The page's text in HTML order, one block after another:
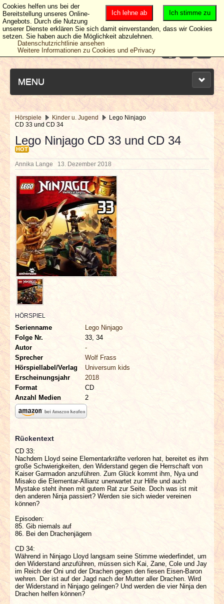
MENU
NEUESTE ARTIKEL
NEWS & DATES
BERICHTE
VERLOSUNGEN
INTERVIEWS
SPECIALS
REDAKTION
LINKS
ARCHIV
Hörspiele Kinder u. Jugend
Lego Ninjago
CD 33 und CD 34
Lego Ninjago CD 33 und CD 34
HOT
Annika Lange 13. Dezember 2018
HÖRSPIEL
Serienname
Lego Ninjago
Folge Nr.
33, 34
Autor
-
Sprecher
Wolf Frass
Hörspiellabel/Verlag
Universum kids
Erscheinungsjahr
2018
Format
CD
Anzahl Medien
2
Rückentext
CD 33:
Nachdem Lloyd seine Elementarkräfte verloren hat, bereitet es ihm
große Schwierigkeiten, den Widerstand gegen die Herrschaft von
Kaiser Garmadon anzuführen. Zum Glück kommt ihm, Nya und
Misako die Elementar-Allianz unerwartet zur Hilfe und auch
Mystake steht ihnen mit gutem Rat zur Seite. Doch was ist mit
den anderen Ninja passiert? Werden sie sich wieder vereinen
können?
Episoden:
85. Gib niemals auf
86. Bei den Drachenjägern
CD 34:
Während in Ninjago Lloyd langsam seine Stimme wiederfindet, um
den Widerstand anzuführen, müssen sich Kai, Zane, Cole und Jay
im Reich der Oni und der Drachen gegen den fiesen Eisen-Baron
wehren. Der ist auf der Jagd nach der Mutter aller Drachen. Wird
der Widerstand in Ninjago gelingen? Und werden die vier Ninja den
Drachen helfen können?
Ich stimme zu
Ich lehne ab
Cookies helfen uns bei der
Bereitstellung unseres Online-
Angebots. Durch die Nutzung
unserer Dienste erklären Sie sich damit einverstanden, dass wir Cookies
setzen. Sie haben auch die Möglichkeit abzulehnen.
Datenschutzrichtlinie ansehen
Weitere Informationen zu Cookies und ePrivacy